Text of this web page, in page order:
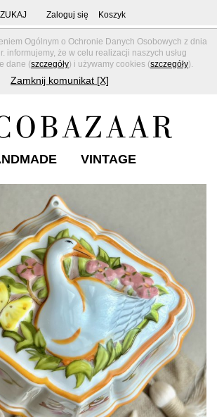
Ogólnym o Ochronie Danych Osobowych z dnia
informujemy, że w celu realizacji naszych usług
dane (szczegóły) i używamy cookies (szczegóły).
Zamknij komunikat [X]
Zaloguj się Koszyk
VINTAGE